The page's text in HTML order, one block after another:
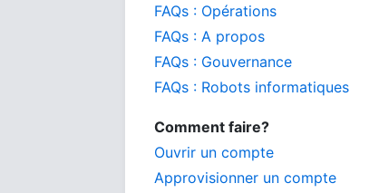
FAQs : Opérations
FAQs : A propos
FAQs : Gouvernance
FAQs : Robots informatiques
Comment faire?
Ouvrir un compte
Approvisionner un compte